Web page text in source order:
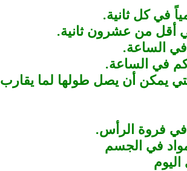
أقل من عشرون ثانية.
يصل طولها لما يقارب 96.000 كيلومتراً
في الجسم